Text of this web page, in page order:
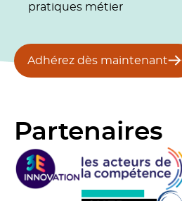
pratiques métier
Adhérez dès maintenant
Partenaires